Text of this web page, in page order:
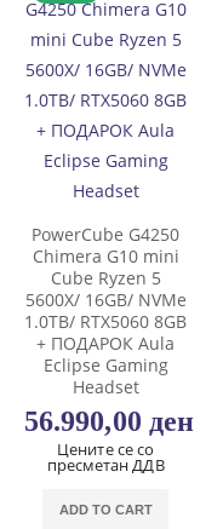
PowerCube G4250
Chimera G10 mini
Cube Ryzen 5
5600X/ 16GB/ NVMe
1.0TB/ RTX5060 8GB
+ ПОДАРОК Aula
Eclipse Gaming
Headset
56.990,00 ден
Цените се со
пресметан ДДВ
ADD TO CART